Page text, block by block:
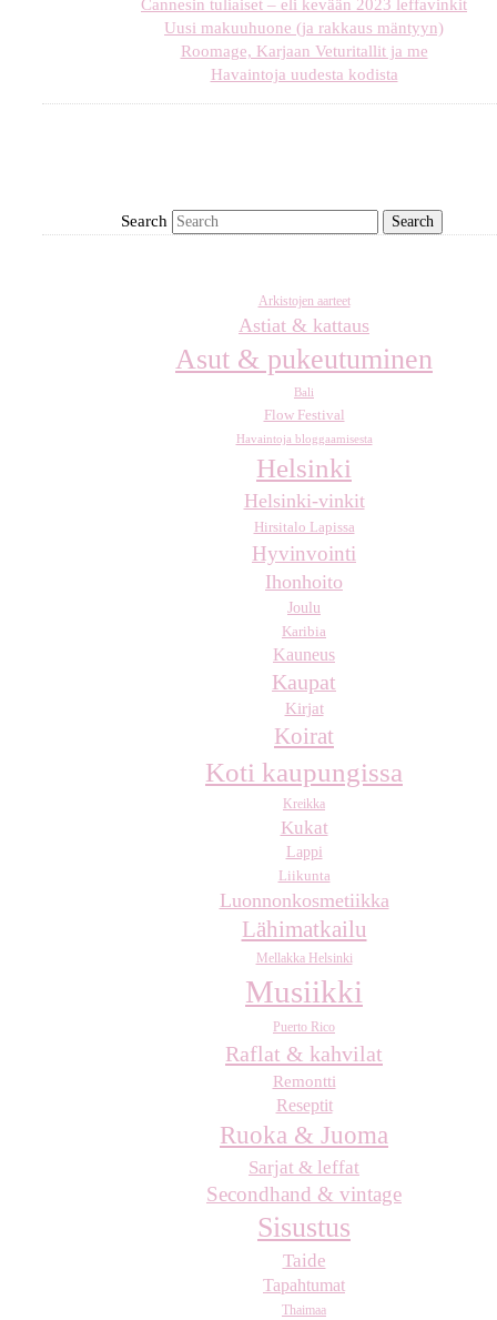
Cannesin tuliaiset – eli kevään 2023 leffavinkit
Uusi makuuhuone (ja rakkaus mäntyyn)
Roomage, Karjaan Veturitallit ja me
Havaintoja uudesta kodista
Search
Arkistojen aarteet
Astiat & kattaus
Asut & pukeutuminen
Bali
Flow Festival
Havaintoja bloggaamisesta
Helsinki
Helsinki-vinkit
Hirsitalo Lapissa
Hyvinvointi
Ihonhoito
Joulu
Karibia
Kauneus
Kaupat
Kirjat
Koirat
Koti kaupungissa
Kreikka
Kukat
Lappi
Liikunta
Luonnonkosmetiikka
Lähimatkailu
Mellakka Helsinki
Musiikki
Puerto Rico
Raflat & kahvilat
Remontti
Reseptit
Ruoka & Juoma
Sarjat & leffat
Secondhand & vintage
Sisustus
Taide
Tapahtumat
Thaimaa